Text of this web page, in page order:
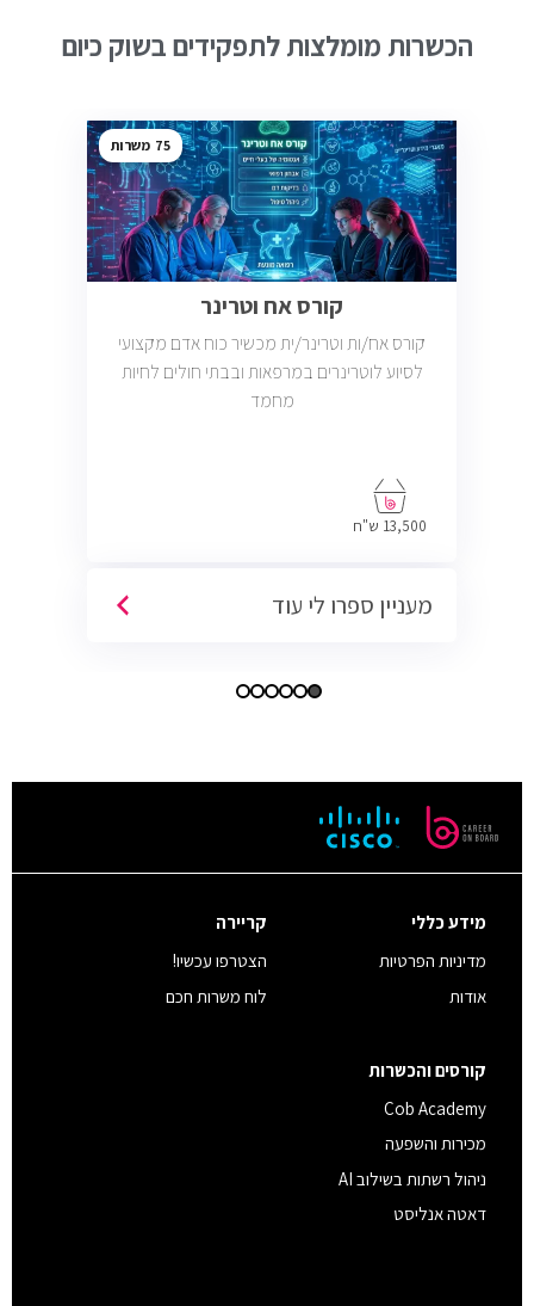
הכשרות מומלצות לתפקידים בשוק כיום
75
קורס אח וטרינר
קורס אח/ות וטרינר/ית מכשיר כוח אדם מקצועי
לסיוע לוטרינרים במרפאות ובבתי חולים לחיות
מחמד
13,500 ש"ח
מעניין ספרו לי עוד
מידע כללי
מדיניות הפרטיות
אודות
קריירה
הצטרפו עכשיו!
לוח משרות חכם
קורסים והכשרות
Cob Academy
מכירות והשפעה
ניהול רשתות בשילוב AI
דאטה אנליסט